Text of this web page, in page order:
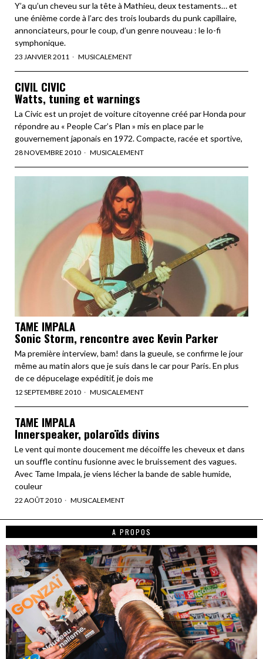
Y’a qu’un cheveu sur la tête à Mathieu, deux testaments… et
une énième corde à l’arc des trois loubards du punk capillaire,
annonciateurs, pour le coup, d’un genre nouveau : le lo-fi
symphonique.
23 JANVIER 2011 MUSICALEMENT
CIVIL CIVIC
Watts, tuning et warnings
La Civic est un projet de voiture citoyenne créé par Honda pour
répondre au « People Car’s Plan » mis en place par le
gouvernement japonais en 1972. Compacte, racée et sportive,
28 NOVEMBRE 2010 MUSICALEMENT
TAME IMPALA
Sonic Storm, rencontre avec Kevin Parker
Ma première interview, bam! dans la gueule, se confirme le jour
même au matin alors que je suis dans le car pour Paris. En plus
de ce dépucelage expéditif, je dois me
12 SEPTEMBRE 2010 MUSICALEMENT
TAME IMPALA
Innerspeaker, polaroïds divins
Le vent qui monte doucement me décoiffe les cheveux et dans
un souffle continu fusionne avec le bruissement des vagues.
Avec Tame Impala, je viens lécher la bande de sable humide,
couleur
22 AOÛT 2010 MUSICALEMENT
A PROPOS